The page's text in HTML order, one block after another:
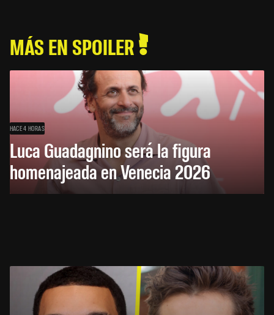
MÁS EN SPOILER
HACE 4 HORAS
Luca Guadagnino será la figura
homenajeada en Venecia 2026